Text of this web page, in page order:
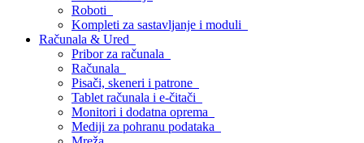
Roboti
Kompleti za sastavljanje i moduli
Računala & Ured
Pribor za računala
Računala
Pisači, skeneri i patrone
Tablet računala i e-čitači
Monitori i dodatna oprema
Mediji za pohranu podataka